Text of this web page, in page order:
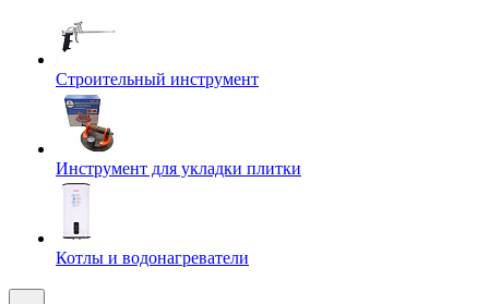
Строительный инструмент
Инструмент для укладки плитки
Котлы и водонагреватели